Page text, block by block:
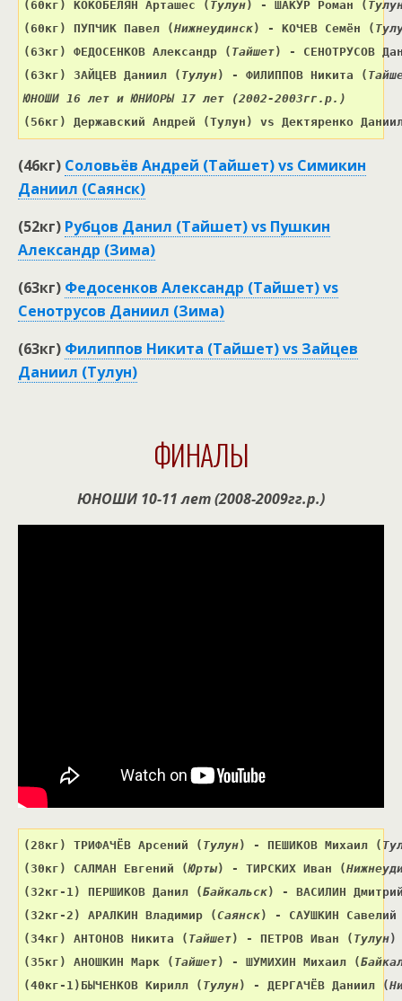
(60кг) КОКОБЕЛЯН Арташес ( Тулун) - ШАКУР Роман (
(60кг) ПУПЧИК Павел (Нижнеудинск) - КОЧЕВ Семён (
(63кг) ФЕДОСЕНКОВ Александр ( Тайшет)
- СЕНОТРУСОВ
(63кг) ЗАЙЦЕВ Даниил ( Тулун) - ФИЛИППОВ Никита (
ЮНОШИ 16 лет и ЮНИОРЫ 17 лет (2002-2003гг.р.)
(56кг) Державский Андрей (Тулун) vs Дектяренко
(46кг) Соловьёв Андрей (Тайшет) vs Симикин
Даниил (Саянск)
(52кг) Рубцов Данил (Тайшет) vs Пушкин
Александр (Зима)
(63кг) Федосенков Александр (Тайшет) vs
Сенотрусов Даниил (Зима)
(63кг) Филиппов Никита (Тайшет) vs Зайцев
Даниил (Тулун)
ФИНАЛЫ
ЮНОШИ 10-11 лет (2008-2009гг.р.)
(28кг) ТРИФАЧЁВ Арсений ( Тулун) - ПЕШИКОВ Михаил (
(30кг) САЛМАН Евгений (Юрты) - ТИРСКИХ Иван (
(32кг-1) ПЕРШИКОВ Данил (Байкальск)
- ВАСИЛИН
(32кг-2) АРАЛКИН Владимир (Саянск)
- САУШКИН
(34кг) АНТОНОВ Никита ( Тайшет) - ПЕТРОВ Иван ( Тулун)
(35кг) АНОШКИН Марк ( Тайшет) - ШУМИХИН Михаил (
(40кг-1) БЫЧЕНКОВ Кирилл ( Тулун) - ДЕРГАЧЁВ Даниил (